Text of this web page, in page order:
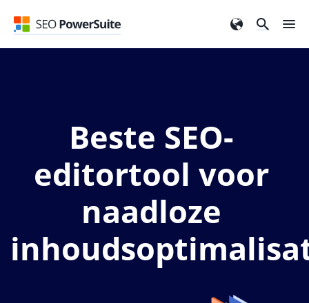
Beste SEO-
editortool voor
naadloze